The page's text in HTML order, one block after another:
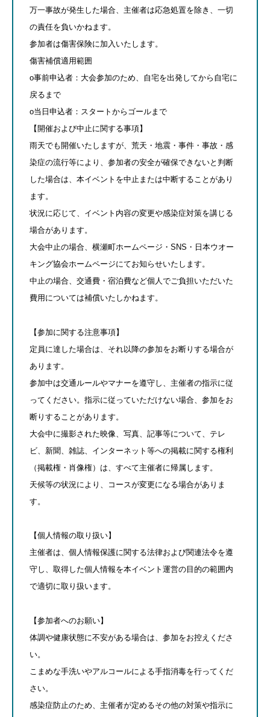
万一事故が発生した場合、主催者は応急処置を除き、一切
の責任を負いかねます。
参加者は傷害保険に加入いたします。
傷害補償適用範囲
o事前申込者：大会参加のため、自宅を出発してから自宅に
戻るまで
o当日申込者：スタートからゴールまで
【開催および中止に関する事項】
雨天でも開催いたしますが、荒天・地震・事件・事故・感
染症の流行等により、参加者の安全が確保できないと判断
した場合は、本イベントを中止または中断することがあり
ます。
状況に応じて、イベント内容の変更や感染症対策を講じる
場合があります。
大会中止の場合、横瀬町ホームページ・SNS・日本ウオー
キング協会ホームページにてお知らせいたします。
中止の場合、交通費・宿泊費など個人でご負担いただいた
費用については補償いたしかねます。
【参加に関する注意事項】
定員に達した場合は、それ以降の参加をお断りする場合が
あります。
参加中は交通ルールやマナーを遵守し、主催者の指示に従
ってください。指示に従っていただけない場合、参加をお
断りすることがあります。
大会中に撮影された映像、写真、記事等について、テレ
ビ、新聞、雑誌、インターネット等への掲載に関する権利
（掲載権・肖像権）は、すべて主催者に帰属します。
天候等の状況により、コースが変更になる場合がありま
す。
【個人情報の取り扱い】
主催者は、個人情報保護に関する法律および関連法令を遵
守し、取得した個人情報を本イベント運営の目的の範囲内
で適切に取り扱います。
【参加者へのお願い】
体調や健康状態に不安がある場合は、参加をお控えくださ
い。
こまめな手洗いやアルコールによる手指消毒を行ってくだ
さい。
感染症防止のため、主催者が定めるその他の対策や指示に